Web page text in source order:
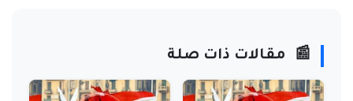
📰 مقالات ذات صلة